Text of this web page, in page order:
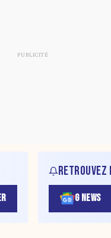
RETROUVEZ
G NEWS